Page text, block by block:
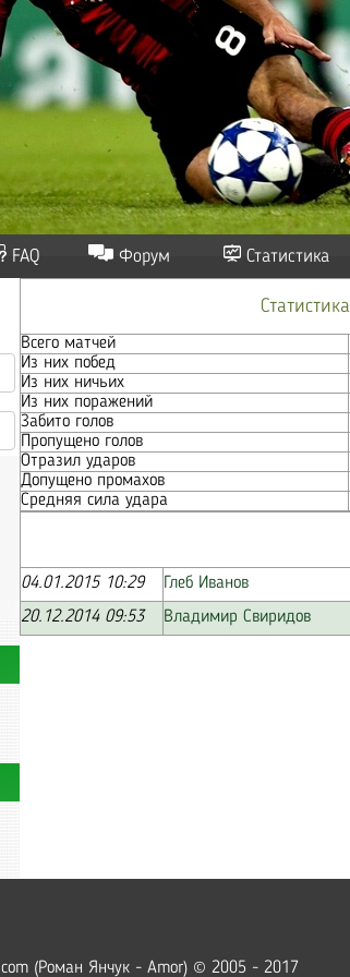
FAQ Форум Статистика
Статистика
Всего матчей
Из них побед
Из них ничьих
Из них поражений
Забито голов
Пропущено голов
Отразил ударов
Допущено промахов
Средняя сила удара
04.01.2015 10:29 Глеб Иванов
20.12.2014 09:53
Владимир Свиридов
(Роман Янчук - Amor) © 2005 - 2017